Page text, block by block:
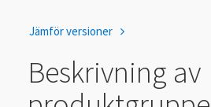
Jämför versioner
Beskrivning av